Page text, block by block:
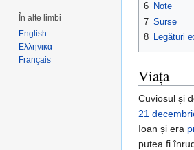
6 Note
7 Surse
8
Legături
Viața
Cuviosul și
21
Ioan și era
putea fi
În alte limbi
English
Ελληνικά
Français